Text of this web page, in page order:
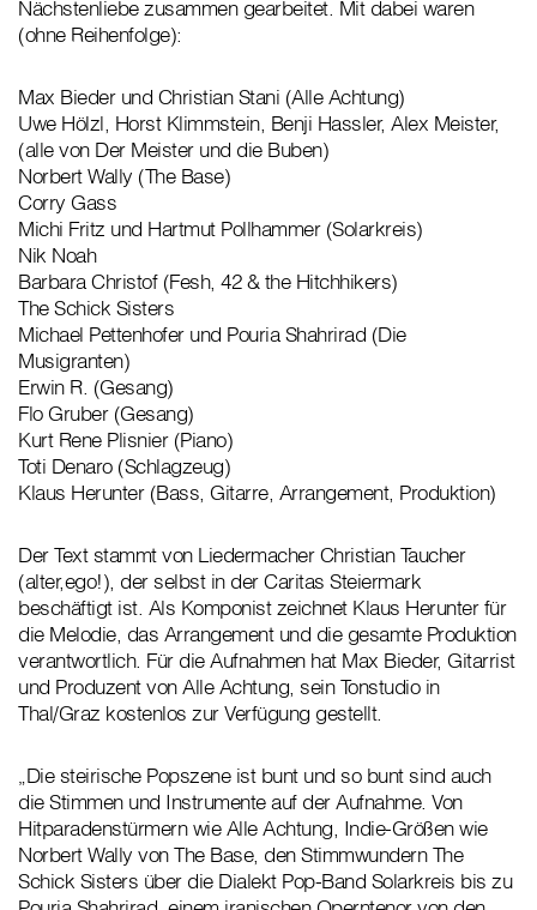
Nächstenliebe zusammen gearbeitet. Mit dabei waren
(ohne Reihenfolge):
Max Bieder und Christian Stani (Alle Achtung)
Uwe Hölzl, Horst Klimmstein, Benji Hassler, Alex Meister,
(alle von Der Meister und die Buben)
Norbert Wally (The Base)
Corry Gass
Michi Fritz und Hartmut Pollhammer (Solarkreis)
Nik Noah
Barbara Christof (Fesh, 42 & the Hitchhikers)
The Schick Sisters
Michael Pettenhofer und Pouria Shahrirad (Die
Musigranten)
Erwin R. (Gesang)
Flo Gruber (Gesang)
Kurt Rene Plisnier (Piano)
Toti Denaro (Schlagzeug)
Klaus Herunter (Bass, Gitarre, Arrangement, Produktion)
Der Text stammt von Liedermacher Christian Taucher
(alter,ego!), der selbst in der Caritas Steiermark
beschäftigt ist. Als Komponist zeichnet Klaus Herunter für
die Melodie, das Arrangement und die gesamte Produktion
verantwortlich. Für die Aufnahmen hat Max Bieder, Gitarrist
und Produzent von Alle Achtung, sein Tonstudio in
Thal/Graz kostenlos zur Verfügung gestellt.
„Die steirische Popszene ist bunt und so bunt sind auch
die Stimmen und Instrumente auf der Aufnahme. Von
Hitparadenstürmern wie Alle Achtung, Indie-Größen wie
Norbert Wally von The Base, den Stimmwundern The
Schick Sisters über die Dialekt Pop-Band Solarkreis bis zu